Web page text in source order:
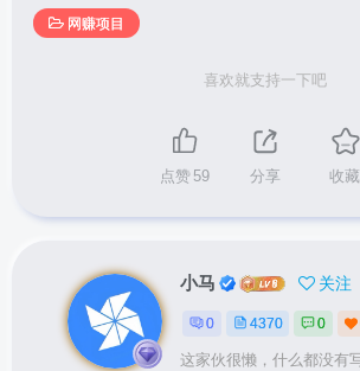
网赚项目
喜欢就支持一下吧
点赞 59 分享 收藏
小马 关注
0 4370 0
这家伙很懒，什么都没有